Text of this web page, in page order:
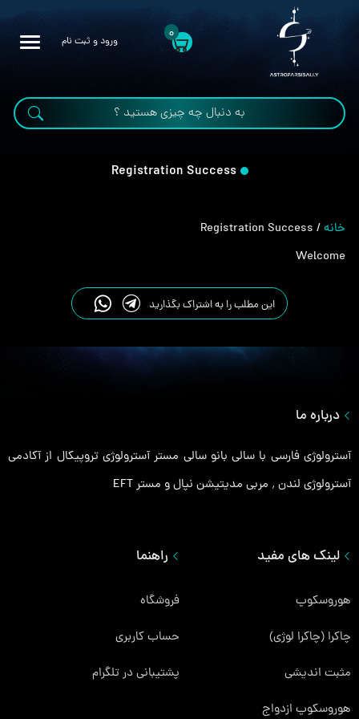
0 ورود و ثبت نام
Registration Success
خانه/
Welcome
این مطلب را به اشتراک بگذارید
لینک های مفید
هوروسکوپ
چاکرا (چاکرا لوژی)
مثبت اندیشی
هوروسکوپ ازدواج
راهنما
فروشگاه
حساب کاربری
پشتیبانی در تلگرام
درباره ما
آسترولوژی فارسی با سالی بانو سالی مستر آسترولوژی تروپیکال از آکادمی
آسترولوژی لندن ٬ مربی مدیتیشن نپال و مستر EFT